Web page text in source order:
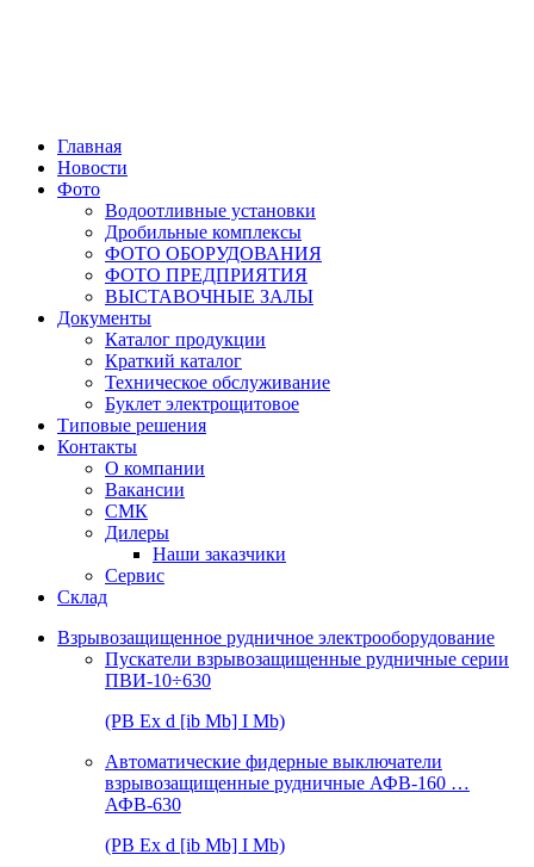
Главная
Новости
Фото
Водоотливные установки
Дробильные комплексы
ФОТО ОБОРУДОВАНИЯ
ФОТО ПРЕДПРИЯТИЯ
ВЫСТАВОЧНЫЕ ЗАЛЫ
Документы
Каталог продукции
Краткий каталог
Техническое обслуживание
Буклет электрощитовое
Типовые решения
Контакты
О компании
Вакансии
СМК
Дилеры
Наши заказчики
Сервис
Склад
Взрывозащищенное рудничное электрооборудование
Пускатели взрывозащищенные рудничные серии
ПВИ-10÷630
(РВ Ex d [ib Mb] I Mb)
Автоматические фидерные выключатели
взрывозащищенные рудничные АФВ-160 …
АФВ-630
(РВ Ex d [ib Mb] I Mb)